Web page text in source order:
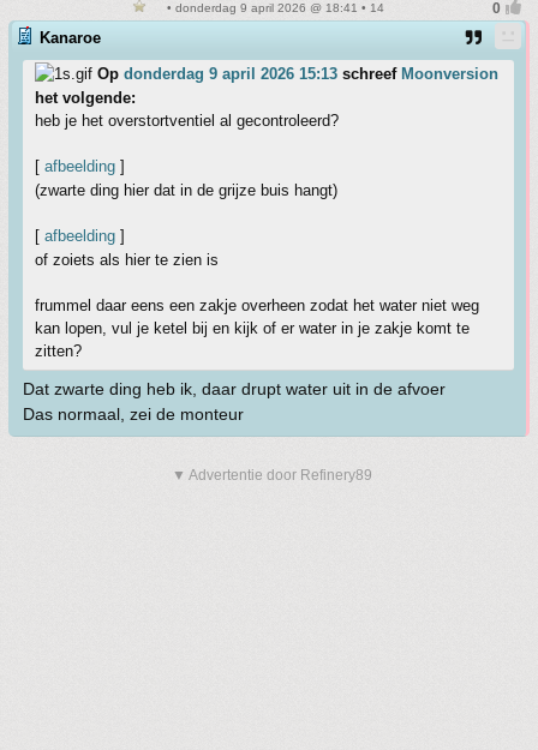
• donderdag 9 april 2026 @ 18:41 • 14
Kanaroe
Op donderdag 9 april 2026 15:13 schreef Moonversion
het volgende:
heb je het overstortventiel al gecontroleerd?
[ afbeelding ]
(zwarte ding hier dat in de grijze buis hangt)
[ afbeelding ]
of zoiets als hier te zien is
frummel daar eens een zakje overheen zodat het water niet weg
kan lopen, vul je ketel bij en kijk of er water in je zakje komt te
zitten?
Dat zwarte ding heb ik, daar drupt water uit in de afvoer
Das normaal, zei de monteur
▼ Advertentie door Refinery89